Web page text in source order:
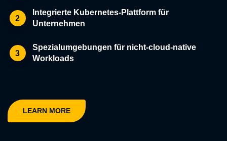
2
Integrierte Kubernetes-Plattform für
Unternehmen
3
Spezialumgebungen für nicht-cloud-native
Workloads
LEARN MORE